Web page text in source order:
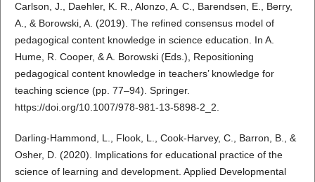
Carlson, J., Daehler, K. R., Alonzo, A. C., Barendsen, E., Berry,
A., & Borowski, A. (2019). The refined consensus model of
pedagogical content knowledge in science education. In A.
Hume, R. Cooper, & A. Borowski (Eds.), Repositioning
pedagogical content knowledge in teachers’ knowledge for
teaching science (pp. 77–94). Springer.
https://doi.org/10.1007/978-981-13-5898-2_2.
Darling-Hammond, L., Flook, L., Cook-Harvey, C., Barron, B., &
Osher, D. (2020). Implications for educational practice of the
science of learning and development. Applied Developmental